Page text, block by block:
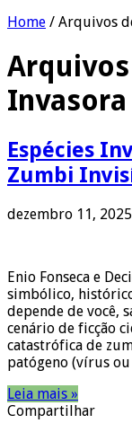
Home / Arquivos
Arquivos
Invasora
Espécies
Zumbi
dezembro 11, 2025
Enio Fonseca e
simbólico,
depende de você,
cenário de ficção
catastrófica de
patógeno (vírus
Leia mais »
Compartilhar